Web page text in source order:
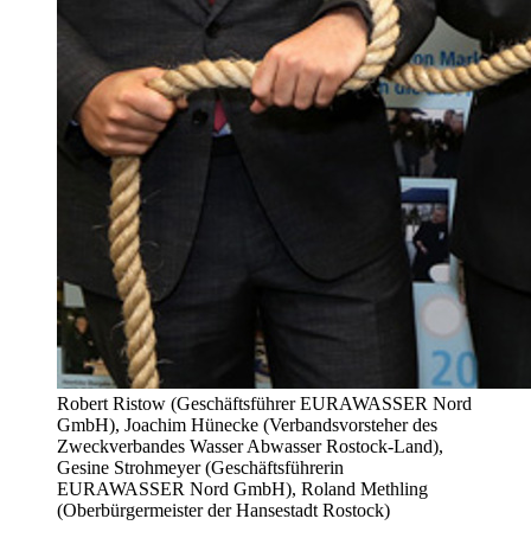
Robert Ristow (Geschäftsführer EURAWASSER Nord
GmbH), Joachim Hünecke (Verbandsvorsteher des
Zweckverbandes Wasser Abwasser Rostock-Land),
Gesine Strohmeyer (Geschäftsführerin
EURAWASSER Nord GmbH), Roland Methling
(Oberbürgermeister der Hansestadt Rostock)